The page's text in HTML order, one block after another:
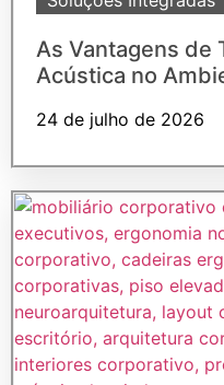
As Vantagens de
Acústica no
24 de julho de 2026